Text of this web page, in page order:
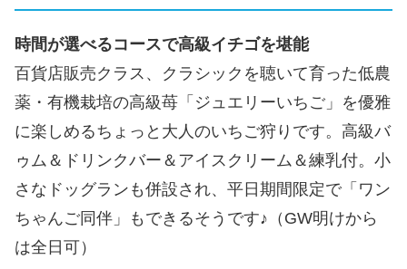
時間が選べるコースで高級イチゴを堪能
百貨店販売クラス、クラシックを聴いて育った低農
薬・有機栽培の高級苺「ジュエリーいちご」を優雅
に楽しめるちょっと大人のいちご狩りです。高級バ
ゥム＆ドリンクバー＆アイスクリーム＆練乳付。小
さなドッグランも併設され、平日期間限定で「ワン
ちゃんご同伴」もできるそうです♪（GW明けから
は全日可）